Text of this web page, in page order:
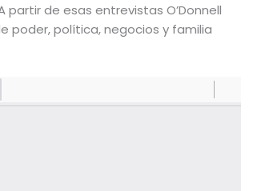
de esas entrevistas O’Donnell
poder, política, negocios y familia